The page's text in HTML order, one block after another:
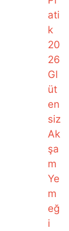
ati
k
20
26
Gl
üt
en
siz
Ak
şa
m
Ye
m
eğ
i